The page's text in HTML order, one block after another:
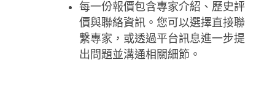
每一份報價包含專家介紹、歷史評
價與聯絡資訊。您可以選擇直接聯
繫專家，或透過平台訊息進一步提
出問題並溝通相關細節。